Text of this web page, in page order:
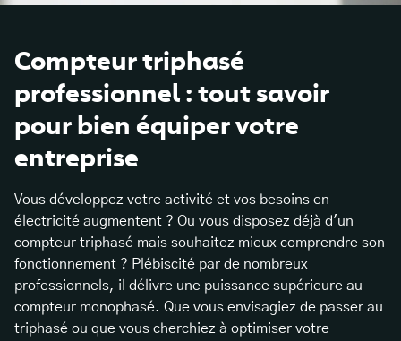
Compteur triphasé
professionnel : tout savoir
pour bien équiper votre
entreprise
Vous développez votre activité et vos besoins en
électricité augmentent ? Ou vous disposez déjà d'un
compteur triphasé mais souhaitez mieux comprendre son
fonctionnement ? Plébiscité par de nombreux
professionnels, il délivre une puissance supérieure au
compteur monophasé. Que vous envisagiez de passer au
triphasé ou que vous cherchiez à optimiser votre